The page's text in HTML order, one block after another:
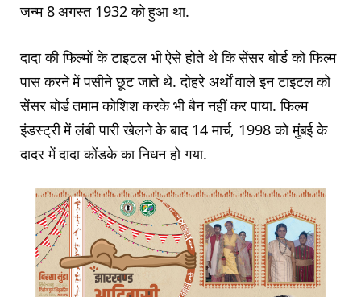
जन्म 8 अगस्‍त 1932 को हुआ था.
दादा की फिल्मों के टाइटल भी ऐसे होते थे कि सेंसर बोर्ड को फिल्म
पास करने में पसीने छूट जाते थे. दोहरे अर्थों वाले इन टाइटल को
सेंसर बोर्ड तमाम कोशिश करके भी बैन नहीं कर पाया. फिल्म
इंडस्ट्री में लंबी पारी खेलने के बाद 14 मार्च, 1998 को मुंबई के
दादर में दादा कोंडके का निधन हो गया.